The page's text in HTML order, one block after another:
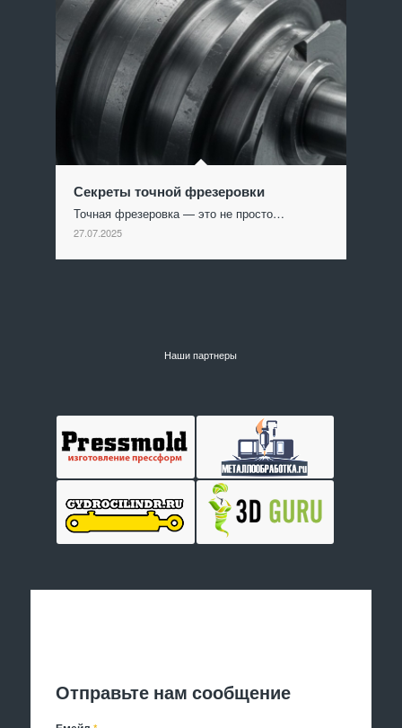
Секреты точной фрезеровки
Точная фрезеровка — это не просто…
27.07.2025
Наши партнеры
Отправьте нам сообщение